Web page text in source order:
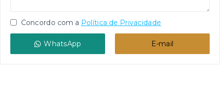
Concordo com a Política de Privacidade
WhatsApp E-mail